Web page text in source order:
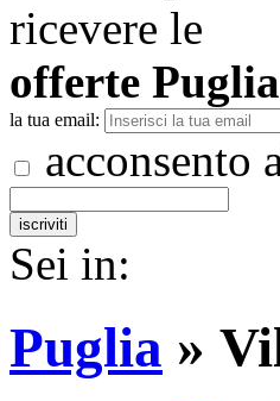
ricevere le
offerte Puglia
la tua email:
acconsento
Sei in:
Puglia »